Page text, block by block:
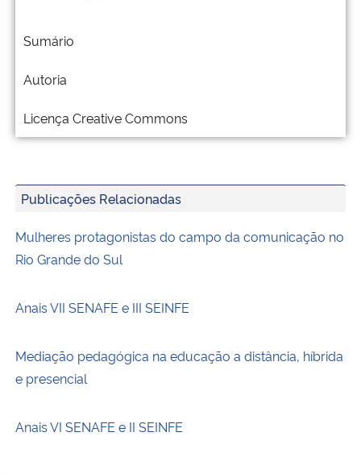
Sumário
Autoria
Licença Creative Commons
Publicações Relacionadas
Mulheres protagonistas do campo da comunicação no
Rio Grande do Sul
Anais VII SENAFE e III SEINFE
Mediação pedagógica na educação a distância, híbrida
e presencial
Anais VI SENAFE e II SEINFE